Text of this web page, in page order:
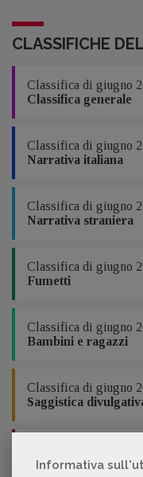
Informativa
CLASSIFICHE
Classifica di giugno
Classifica generale
Classifica di giugno
Narrativa italiana
Classifica di giugno
Narrativa straniera
Classifica di giugno
Fumetti
Classifica di giugno
Bambini e ragazzi
Classifica di giugno
Saggistica
Manualistica